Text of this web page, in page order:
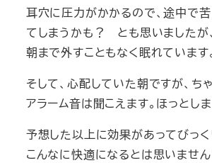
耳穴に圧力がかかるので、途中で
てしまうかも？ とも思いましたが
朝まで外すこともなく眠れています
そして、心配していた朝ですが、ち
アラーム音は聞こえます。ほっとしま
予想した以上に効果があってびっく
こんなに快適になるとは思いません